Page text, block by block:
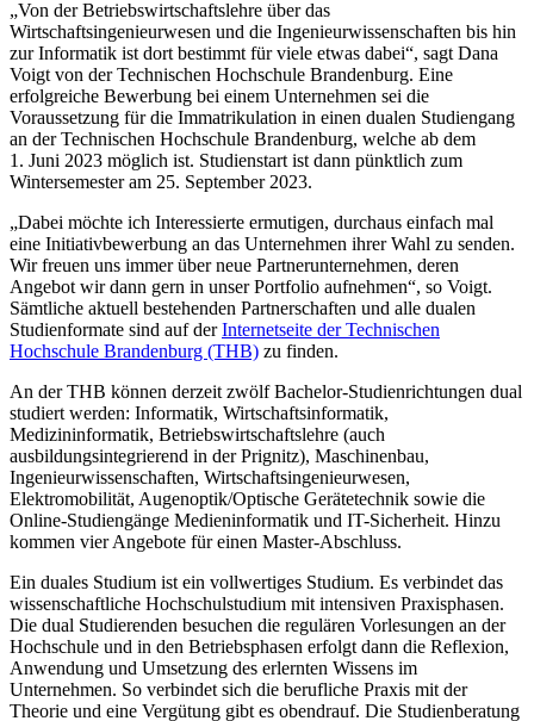
„Von der Betriebswirtschaftslehre über das
Wirtschaftsingenieurwesen und die Ingenieurwissenschaften bis hin
zur Informatik ist dort bestimmt für viele etwas dabei“, sagt Dana
Voigt von der Technischen Hochschule Brandenburg. Eine
erfolgreiche Bewerbung bei einem Unternehmen sei die
Voraussetzung für die Immatrikulation in einen dualen Studiengang
an der Technischen Hochschule Brandenburg, welche ab dem
1. Juni 2023 möglich ist. Studienstart ist dann pünktlich zum
Wintersemester am 25. September 2023.
„Dabei möchte ich Interessierte ermutigen, durchaus einfach mal
eine Initiativbewerbung an das Unternehmen ihrer Wahl zu senden.
Wir freuen uns immer über neue Partnerunternehmen, deren
Angebot wir dann gern in unser Portfolio aufnehmen“, so Voigt.
Sämtliche aktuell bestehenden Partnerschaften und alle dualen
Studienformate sind auf derInternetseite der Technischen
Hochschule Brandenburg (THB) zu finden.
An der THB können derzeit zwölf Bachelor-Studienrichtungen dual
studiert werden: Informatik, Wirtschaftsinformatik,
Medizininformatik, Betriebswirtschaftslehre (auch
ausbildungsintegrierend in der Prignitz), Maschinenbau,
Ingenieurwissenschaften, Wirtschaftsingenieurwesen,
Elektromobilität, Augenoptik/Optische Gerätetechnik sowie die
Online-Studiengänge Medieninformatik und IT-Sicherheit. Hinzu
kommen vier Angebote für einen Master-Abschluss.
Ein duales Studium ist ein vollwertiges Studium. Es verbindet das
wissenschaftliche Hochschulstudium mit intensiven Praxisphasen.
Die dual Studierenden besuchen die regulären Vorlesungen an der
Hochschule und in den Betriebsphasen erfolgt dann die Reflexion,
Anwendung und Umsetzung des erlernten Wissens im
Unternehmen. So verbindet sich die berufliche Praxis mit der
Theorie und eine Vergütung gibt es obendrauf. Die Studienberatung